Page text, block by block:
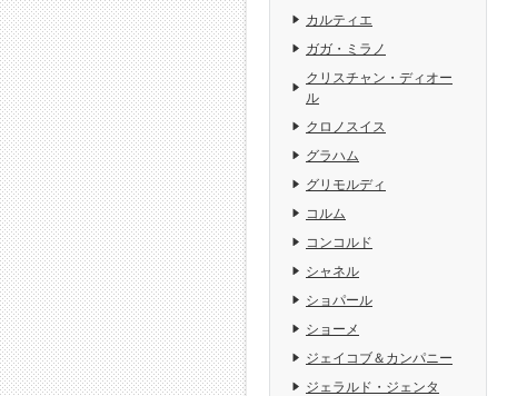
カルティエ
ガガ・ミラノ
クリスチャン・ディオー
ル
クロノスイス
グラハム
グリモルディ
コルム
コンコルド
シャネル
ショパール
ショーメ
ジェイコブ＆カンパニー
ジェラルド・ジェンタ